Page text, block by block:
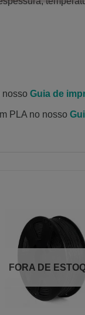
nosso Guia de
PLA no nosso
FORA DE